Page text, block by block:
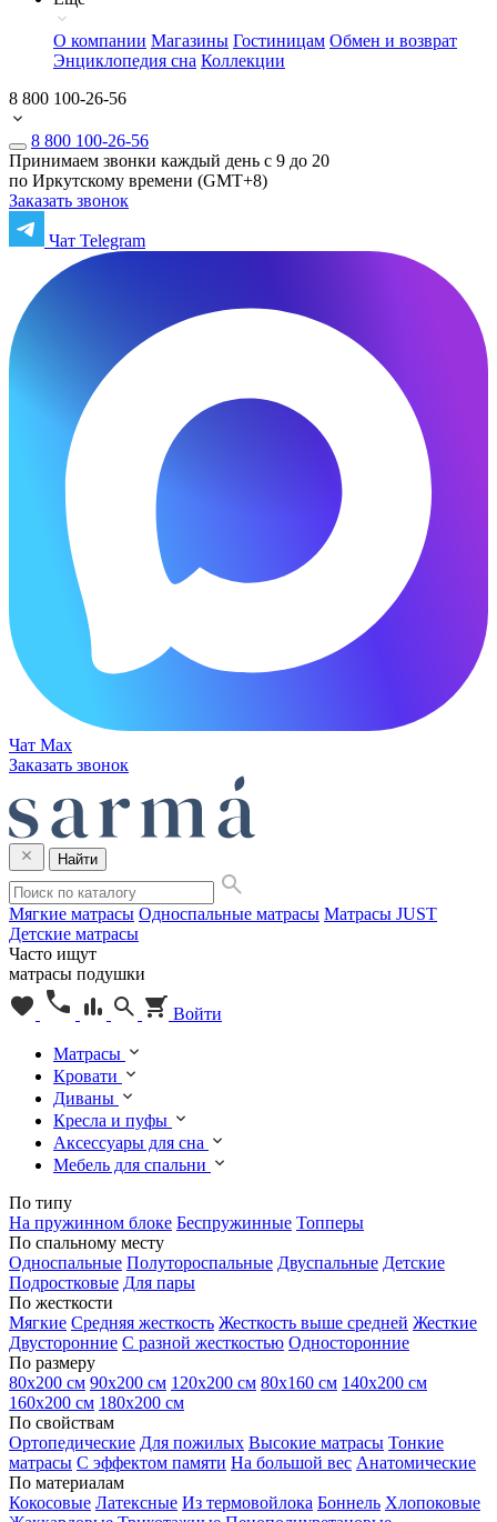
О компании Магазины Гостиницам Обмен и возврат
Энциклопедия сна Коллекции
8 800 100-26-56
8 800 100-26-56
Принимаем звонки каждый день с 9 до 20
по Иркутскому времени (GMT+8)
Заказать звонок
Чат Telegram
Чат Max
Заказать звонок
Найти
Мягкие матрасы Односпальные матрасы Матрасы JUST
Детские матрасы
Часто ищут
матрасы подушки
Войти
Матрасы
Кровати
Диваны
Кресла и пуфы
Аксессуары для сна
Мебель для спальни
По типу
На пружинном блоке Беспружинные Топперы
По спальному месту
Односпальные Полутороспальные Двуспальные Детские
Подростковые Для пары
По жесткости
Мягкие Средняя жесткость Жесткость выше средней Жесткие
Двусторонние С разной жесткостью Односторонние
По размеру
80х200 см 90х200 см 120х200 см 80х160 см 140х200 см
160х200 см 180х200 см
По свойствам
Ортопедические Для пожилых Высокие матрасы Тонкие
матрасы С эффектом памяти На большой вес Анатомические
По материалам
Кокосовые Латексные Из термовойлока Боннель Хлопоковые